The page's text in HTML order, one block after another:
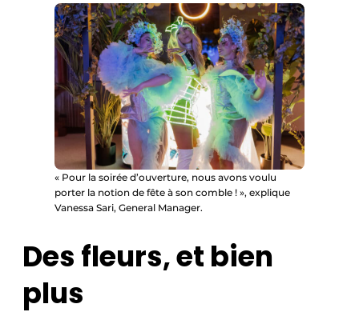
« Pour la soirée d’ouverture, nous avons voulu
porter la notion de fête à son comble ! », explique
Vanessa Sari, General Manager.
Des fleurs, et bien
plus